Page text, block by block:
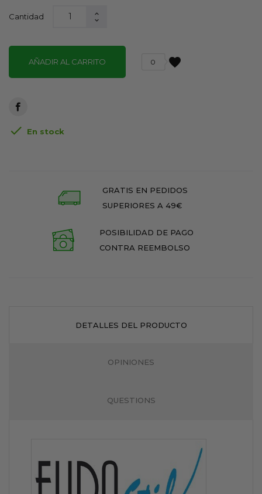
Cantidad
AÑADIR AL CARRITO favorite
0
 En stock
GRATIS EN PEDIDOS
SUPERIORES A 49€
POSIBILIDAD DE PAGO
CONTRA REEMBOLSO
DETALLES DEL PRODUCTO
OPINIONES
QUESTIONS